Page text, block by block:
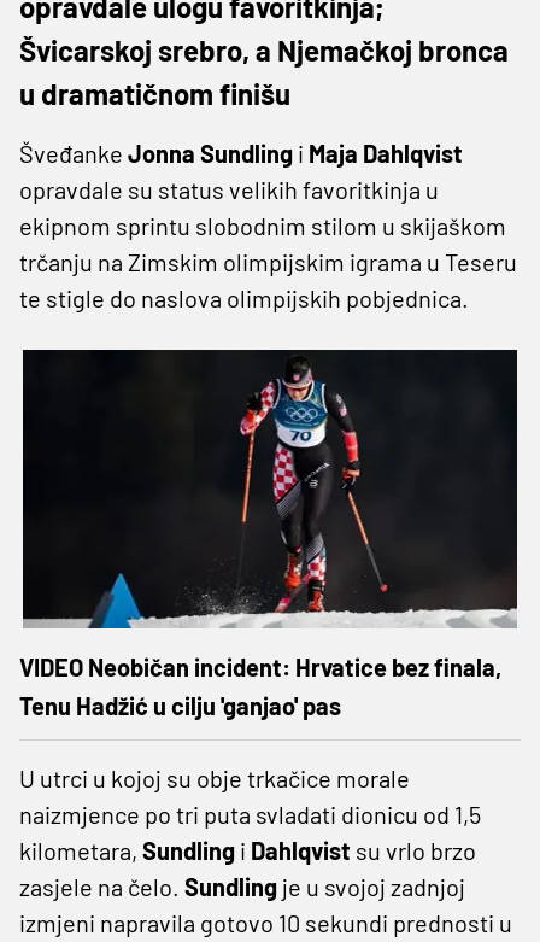
Švicarskoj srebro, a Njemačkoj bronca
u dramatičnom finišu
Šveđanke Jonna Sundling i Maja Dahlqvist
opravdale su status velikih favoritkinja u
ekipnom sprintu slobodnim stilom u skijaškom
trčanju na Zimskim olimpijskim igrama u Teseru
te stigle do naslova olimpijskih pobjednica.
VIDEO Neobičan incident: Hrvatice bez finala,
Tenu Hadžić u cilju 'ganjao' pas
U utrci u kojoj su obje trkačice morale
naizmjence po tri puta svladati dionicu od 1,5
kilometara, Sundling i Dahlqvist su vrlo brzo
zasjele na čelo. Sundling je u svojoj zadnjoj
izmjeni napravila gotovo 10 sekundi prednosti u